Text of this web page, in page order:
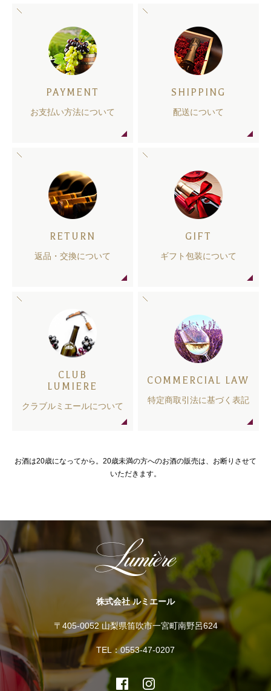
PAYMENT
お支払い方法について
SHIPPING
配送について
RETURN
返品・交換について
GIFT
ギフト包装について
CLUB
LUMIERE
クラブルミエールについて
COMMERCIAL LAW
特定商取引法に基づく表記
お酒は20歳になってから。20歳未満の方へのお酒の販売は、お断りさせて
いただきます。
株式会社 ルミエール
〒405-0052 山梨県笛吹市一宮町南野呂624
TEL：0553-47-0207